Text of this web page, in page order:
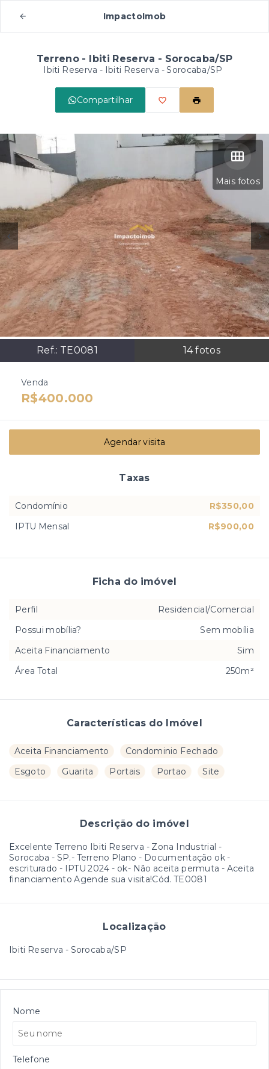
ImpactoImob
Terreno - Ibiti Reserva - Sorocaba/SP
Ibiti Reserva - Ibiti Reserva - Sorocaba/SP
Compartilhar
Mais fotos
Ref.: TE0081 14fotos
Venda
R$400.000
Características do Imóvel
Aceita Financiamento
Condominio Fechado
Esgoto
Guarita Portais Portao Site
Descrição do imóvel
Excelente Terreno Ibiti Reserva - Zona Industrial -
Sorocaba - SP.- Terreno Plano - Documentação ok -
escriturado - IPTU 2024 - ok- Não aceita permuta - Aceita
financiamento Agende sua visita!Cód. TE0081
Localização
Ibiti Reserva - Sorocaba/SP
Agendar visita
Taxas
Condomínio
R$350,00
IPTU Mensal
R$900,00
Ficha do imóvel
Perfil
Residencial/Comercial
Possui mobília?
Sem mobília
Aceita Financiamento
Sim
Área Total
250m²
Nome
Telefone